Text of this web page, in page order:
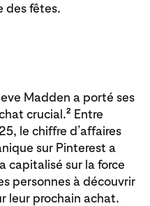
des fêtes.
Madden a porté ses
crucial.2 Entre
le chiffre d’affaires
sur Pinterest a
capitalisé sur la force
personnes à découvrir
leur prochain achat.